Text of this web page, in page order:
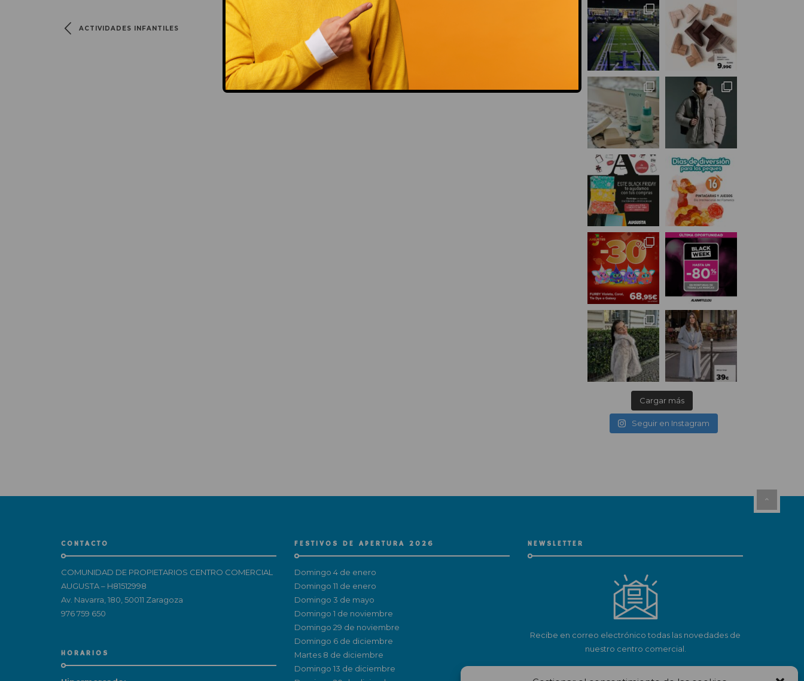
ACTIVIDADES INFANTILES
Cargar más
Seguir en Instagram
CONTACTO
COMUNIDAD DE PROPIETARIOS CENTRO COMERCIAL
AUGUSTA – H81512998
Av. Navarra, 180, 50011 Zaragoza
976 759 650
HORARIOS
FESTIVOS DE APERTURA 2026
Domingo 4 de enero
Domingo 11 de enero
Domingo 3 de mayo
Domingo 1 de noviembre
Domingo 29 de noviembre
Domingo 6 de diciembre
Martes 8 de diciembre
Domingo 13 de diciembre
NEWSLETTER
Recibe en correo electrónico todas las novedades de
nuestro centro comercial.